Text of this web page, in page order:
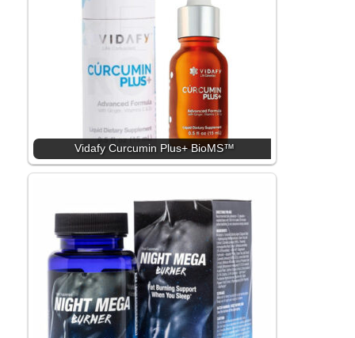
Vidafy Curcumin Plus+ BioMS™